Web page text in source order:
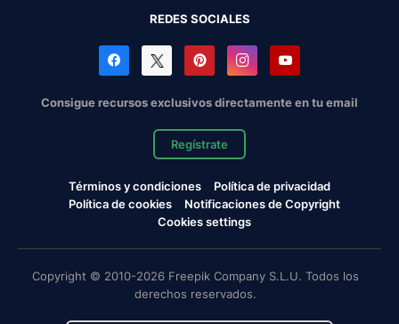
REDES SOCIALES
Consigue recursos exclusivos directamente en tu email
Regístrate
Términos y condiciones
Política de privacidad
Política de cookies
Notificaciones de Copyright
Cookies settings
Copyright © 2010-2026 Freepik Company S.L.U. Todos los
derechos reservados.